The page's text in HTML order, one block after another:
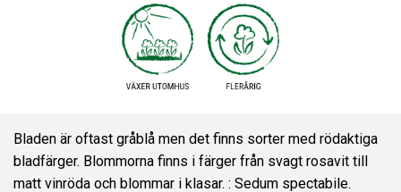
Bladen är oftast gråblå men det finns sorter med rödaktiga
bladfärger. Blommorna finns i färger från svagt rosavit till
matt vinröda och blommar i klasar. : Sedum spectabile.